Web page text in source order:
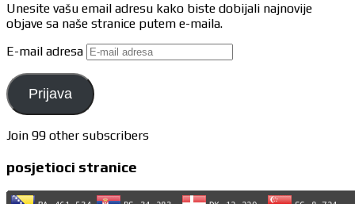
Unesite vašu email adresu kako biste dobijali najnovije
objave sa naše stranice putem e-maila.
E-mail adresa
Prijava
Join 99 other subscribers
posjetioci stranice